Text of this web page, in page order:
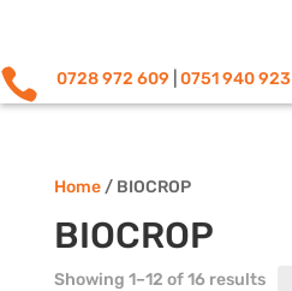
 0728 972 609 0751 940 923
Home/ BIOCROP
BIOCROP
Showing 1–12 of 16 results